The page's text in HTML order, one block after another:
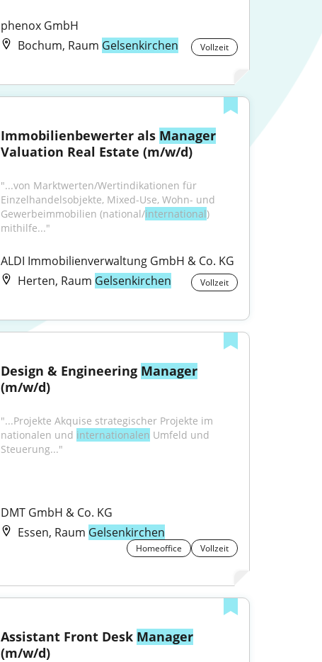
phenox GmbH
Bochum, Raum Gelsenkirchen Vollzeit
Immobilienbewerter als Manager
Valuation Real Estate (m/w/d)
"...von Marktwerten/Wertindikationen für
Einzelhandelsobjekte, Mixed-Use, Wohn- und
Gewerbeimmobilien (national/international)
mithilfe..."
ALDI Immobilienverwaltung GmbH & Co. KG
Herten, Raum Gelsenkirchen Vollzeit
Design & Engineering Manager
(m/w/d)
"...Projekte Akquise strategischer Projekte im
nationalen und internationalen Umfeld und
Steuerung..."
DMT GmbH & Co. KG
Essen, Raum Gelsenkirchen
Homeoffice Vollzeit
Assistant Front Desk Manager
(m/w/d)